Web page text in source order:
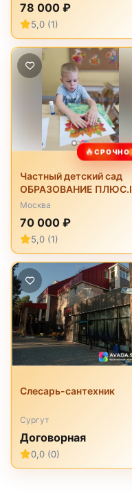
78 000 ₽
5,0 (1)
🔥СРОЧНО
Частный детский сад
ОБРАЗОВАНИЕ ПЛЮС.I
Москва
70 000 ₽
5,0 (1)
Слесарь-сантехник
Сургут
Договорная
0,0 (0)